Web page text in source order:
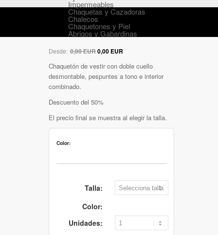
Impermeables
Chaquetas y Cazadoras
Chalecos
Chaquetones y Piel
Abrigos y Gabardinas
Desde: 0,00 EUR0,00 EUR
Chaquetón de vestir con doble cuello
desmontable, pespuntes a tono e interior
combinado.
Descuento del 50%
El precio final se muestra al elegir la talla.
Color:
Talla:
Color:
Unidades: